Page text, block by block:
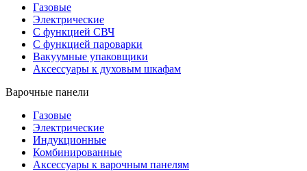
Газовые
Электрические
С функцией СВЧ
С функцией пароварки
Вакуумные упаковщики
Аксессуары к духовым шкафам
Варочные панели
Газовые
Электрические
Индукционные
Комбинированные
Аксессуары к варочным панелям